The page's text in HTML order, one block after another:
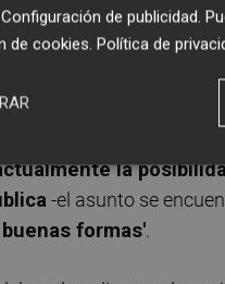
audios de VAR al club
precedente
en una
en los clubes
la
-el asunto se
formas'.
Configuración de publicidad.
de cookies. Política de